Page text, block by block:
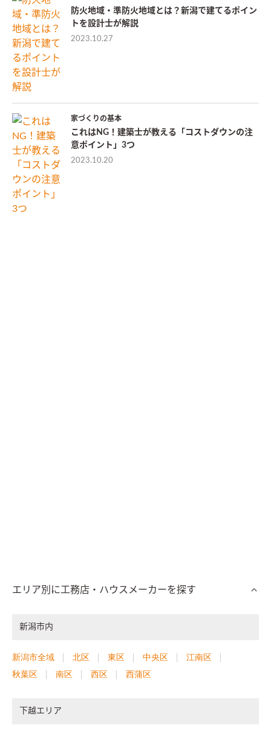
防火地域・準防火地域とは？新潟で建てるポイン
トを設計士が解説
2023.10.27
家づくりの基本
これはNG！建築士が教える「コストダウンの注
意ポイント」3つ
2023.10.20
エリア別に工務店・ハウスメーカーを探す
新潟市内
新潟市全域 北区 東区 中央区
江南区
秋葉区
南区 西区 西蒲区
下越エリア